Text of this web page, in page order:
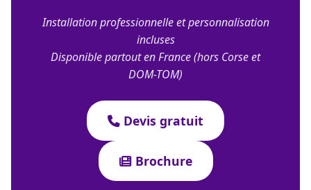
Installation professionnelle et personnalisation
incluses
Disponible partout en France (hors Corse et
DOM-TOM)
Devis gratuit
Brochure